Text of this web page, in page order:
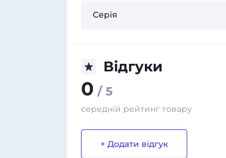
Серія
Відгуки
0 / 5
середній рейтинг товару
+ Додати відгук